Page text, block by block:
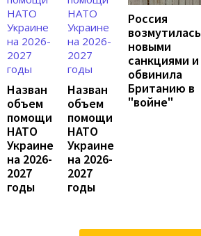
Назван
объем
помощи
НАТО
Украине
на 2026-
2027
годы
Назван
объем
помощи
НАТО
Украине
на 2026-
2027
годы
Россия
возмутилась
новыми
санкциями и
обвинила
Британию в
"войне"